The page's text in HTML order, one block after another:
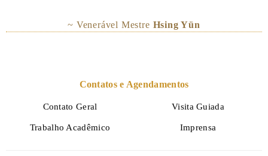
~ Venerável Mestre Hsing Yün
Contatos e Agendamentos
Contato Geral Visita Guiada
Trabalho Acadêmico Imprensa